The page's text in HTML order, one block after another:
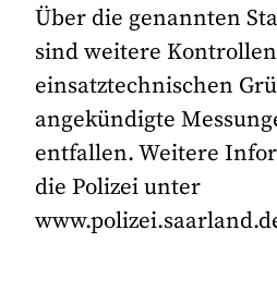
Über die genannten
sind weitere
einsatztechnischen
angekündigte
entfallen. Weitere
die Polizei unter